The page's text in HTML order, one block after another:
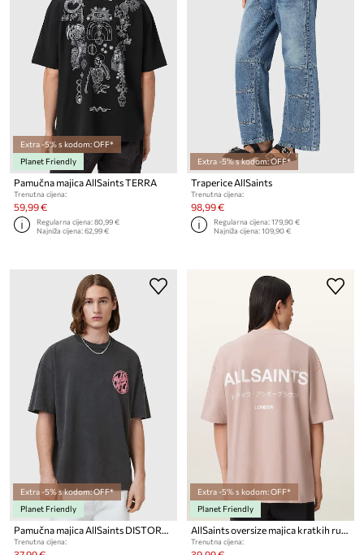
Extra -5% s kodom: OFF*
Planet Friendly
Pamučna majica AllSaints TERRA
Trenutna cijena:
59,99 €
Regularna cijena:80,99 €
Najniža cijena:62,99 €
Extra -5% s kodom: OFF*
Traperice AllSaints
Trenutna cijena:
98,99 €
Regularna cijena:179,90 €
Najniža cijena:109,90 €
Extra -5% s kodom: OFF*
Planet Friendly
Pamučna majica AllSaints DISTORTION
Trenutna cijena:
Extra -5% s kodom: OFF*
Planet Friendly
AllSaints oversize majica kratkih rukava za muškarce od pamuka
Trenutna cijena: